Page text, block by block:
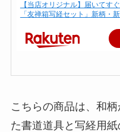
【当店オリジナル】届いてす
「友禅箱写経セット」新柄・
こちらの商品は、和
た書道道具と写経用紙